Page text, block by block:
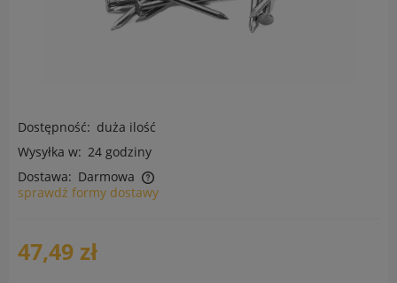
Dostępność: duża ilość
Wysyłka w: 24 godziny
Dostawa: Darmowa
Cena nie zawiera ewentualnych kosztów płatności
sprawdź formy dostawy
47,49 zł